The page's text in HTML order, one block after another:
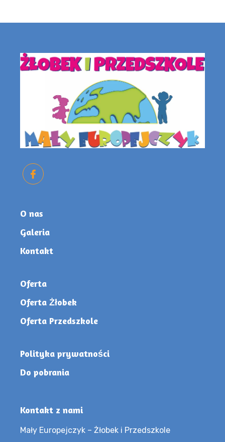
O nas
Galeria
Kontakt
Oferta
Oferta Żłobek
Oferta Przedszkole
Polityka prywatności
Do pobrania
Kontakt z nami
Mały Europejczyk – Żłobek i Przedszkole